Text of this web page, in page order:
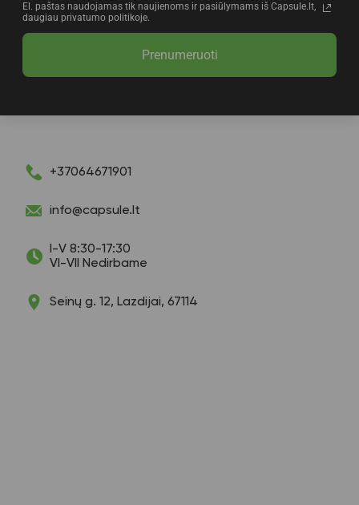
El. paštas naudojamas tik naujienoms ir pasiūlymams iš Capsule.lt,
daugiau privatumo politikoje.
Prenumeruoti
+37064671901
info@capsule.lt
I-V 8:30-17:30
VI-VII Nedirbame
Seinų g. 12, Lazdijai, 67114